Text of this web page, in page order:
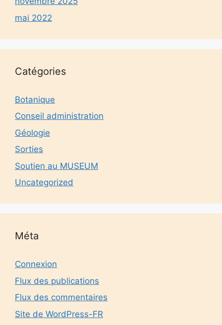
mai 2022
Catégories
Botanique
Conseil administration
Géologie
Sorties
Soutien au MUSEUM
Uncategorized
Méta
Connexion
Flux des publications
Flux des commentaires
Site de WordPress-FR